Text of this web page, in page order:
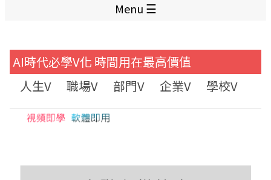
Menu
AI時代必學V化 時間用在最高價值
人生V
職場V 部門V 企業V 學校V
圖片
取消